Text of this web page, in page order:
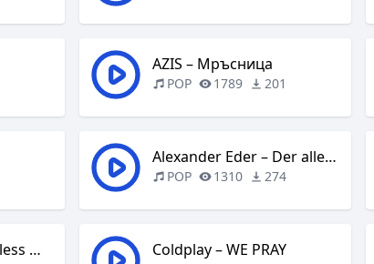
AZIS – Мръсница
POP 1789 201
Alexander Eder – Der allerletzte Tanz
POP 1310 274
The Weeknd – Timeless with Playboi Carti Coldplay – WE PRAY